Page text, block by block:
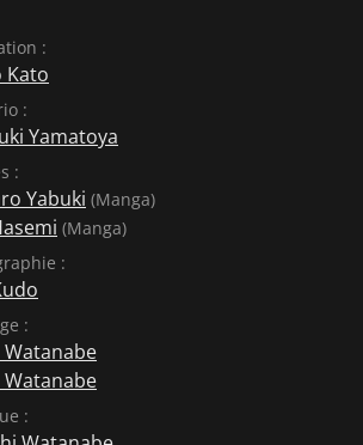
:
Kato
:
Yamatoya
:
Yabuki (Manga)
(Manga)
:
:
Watanabe
Watanabe
: